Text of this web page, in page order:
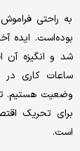
به راحتی
شد و انگیزه آن
ساعات کاری در
وضعیت هستیم.
برای تحریک
است.